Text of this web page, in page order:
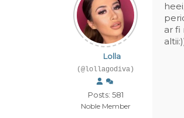
Lolla
(@lollagodiva)
Posts: 581
Noble Member
ar fi